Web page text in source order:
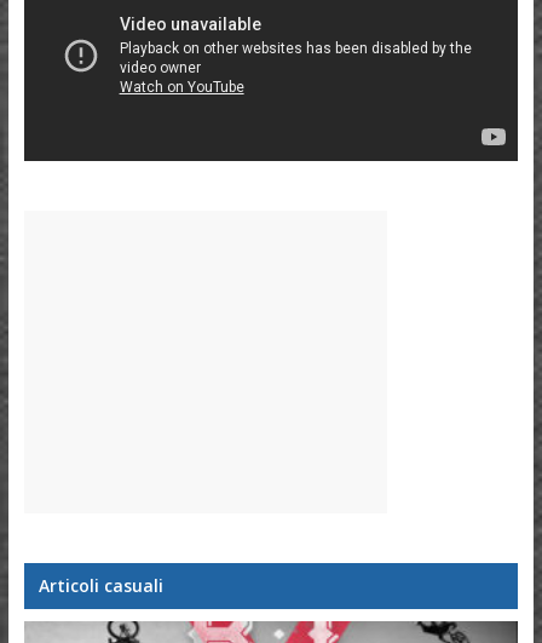
Articoli casuali